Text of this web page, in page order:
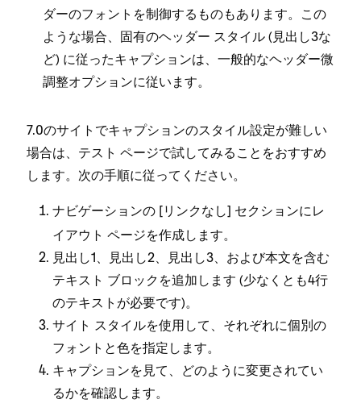
ダ⁠ーのフ⁠ォントを制御するものもあります⁠。この
ような場合⁠、固有のヘ⁠ッダ⁠ー スタイル (⁠見出し3な
ど⁠) に従⁠ったキ⁠ャプシ⁠ョンは⁠、一般的なヘ⁠ッダ⁠ー微
調整オプシ⁠ョンに従います⁠。
7⁠.0のサイトでキ⁠ャプシ⁠ョンのスタイル設定が難しい
場合は⁠、テスト ペ⁠ージで試してみることをおすすめ
します⁠。次の手順に従⁠ってください⁠。
ナビゲ⁠ーシ⁠ョンの [⁠リンクなし⁠] セクシ⁠ョンにレ
イアウト ペ⁠ージを作成します⁠。
見出し1⁠、見出し2⁠、見出し3⁠、および本文を含む
テキスト ブロ⁠ックを追加します (⁠少なくとも4行
のテキストが必要です⁠)⁠。
サイト スタイルを使用して⁠、それぞれに個別の
フ⁠ォントと色を指定します⁠。
キ⁠ャプシ⁠ョンを見て⁠、どのように変更されてい
るかを確認します⁠。